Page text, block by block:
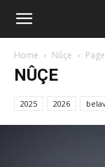
Home Nûçe
NÛÇE
2025 2026